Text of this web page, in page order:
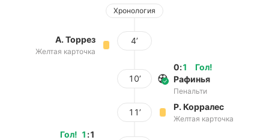
Хронология
А. Торрез
Желтая карточка
4’
10’
Гол!
0:1
Рафинья
Пенальти
11’
Р. Корралес
Желтая карточка
Гол! 1 :1